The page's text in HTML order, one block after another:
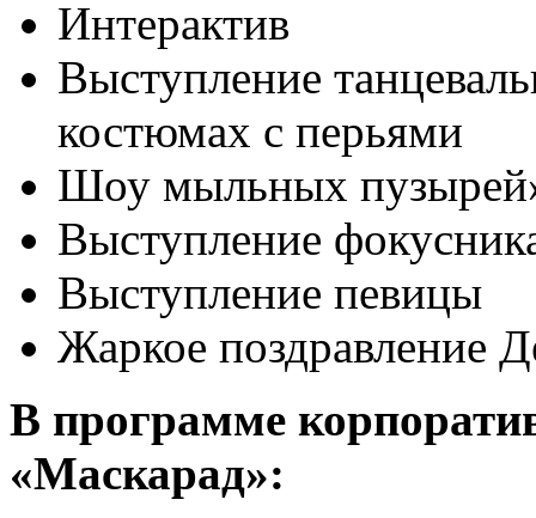
Интерактив
Выступление
костюмах с перьями
Шоу мыльных
Выступление
Выступление певицы
Жаркое поздравление
В программе
«Маскарад»: